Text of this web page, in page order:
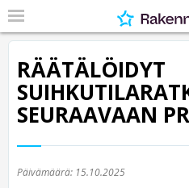
RÄÄTÄLÖIDYT
SEURAAVAAN
Päivämäärä: 15.10.2025